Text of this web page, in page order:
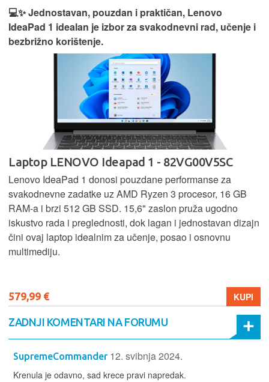
💻✨ Jednostavan, pouzdan i praktičan, Lenovo
IdeaPad 1 idealan je izbor za svakodnevni rad, učenje i
bezbrižno korištenje.
Laptop LENOVO Ideapad 1 - 82VG00V5SC
Lenovo IdeaPad 1 donosi pouzdane performanse za
svakodnevne zadatke uz AMD Ryzen 3 procesor, 16 GB
RAM-a i brzi 512 GB SSD. 15,6" zaslon pruža ugodno
iskustvo rada i preglednosti, dok lagan i jednostavan dizajn
čini ovaj laptop idealnim za učenje, posao i osnovnu
multimediju.
579,99 € KUPI
ZADNJI KOMENTARI NA FORUMU
SupremeCommander 12. svibnja 2024.
Krenula je odavno, sad krece pravi napredak.